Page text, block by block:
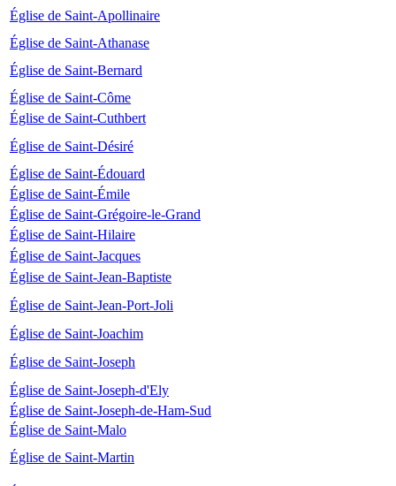
Église de Saint-Apollinaire
Église de Saint-Athanase
Église de Saint-Bernard
Église de Saint-Côme
Église de Saint-Cuthbert
Église de Saint-Désiré
Église de Saint-Édouard
Église de Saint-Émile
Église de Saint-Grégoire-le-Grand
Église de Saint-Hilaire
Église de Saint-Jacques
Église de Saint-Jean-Baptiste
Église de Saint-Jean-Port-Joli
Église de Saint-Joachim
Église de Saint-Joseph
Église de Saint-Joseph-d'Ely
Église de Saint-Joseph-de-Ham-Sud
Église de Saint-Malo
Église de Saint-Martin